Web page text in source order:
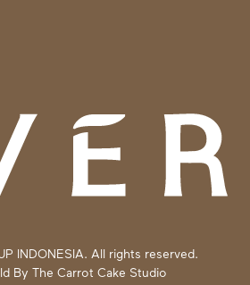
INDONESIA. All rights reserved.
By
The Carrot Cake Studio